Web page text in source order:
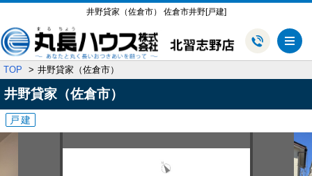
井野貸家（佐倉市） 佐倉市井野[戸建]
TOP 井野貸家（佐倉市）
井野貸家（佐倉市）
戸建